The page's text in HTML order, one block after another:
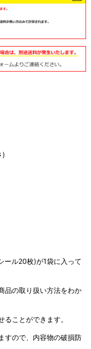
)
ール20枚)が1袋に入って
品の取り扱い方法をわか
ことができます。
すので、内容物の破損防